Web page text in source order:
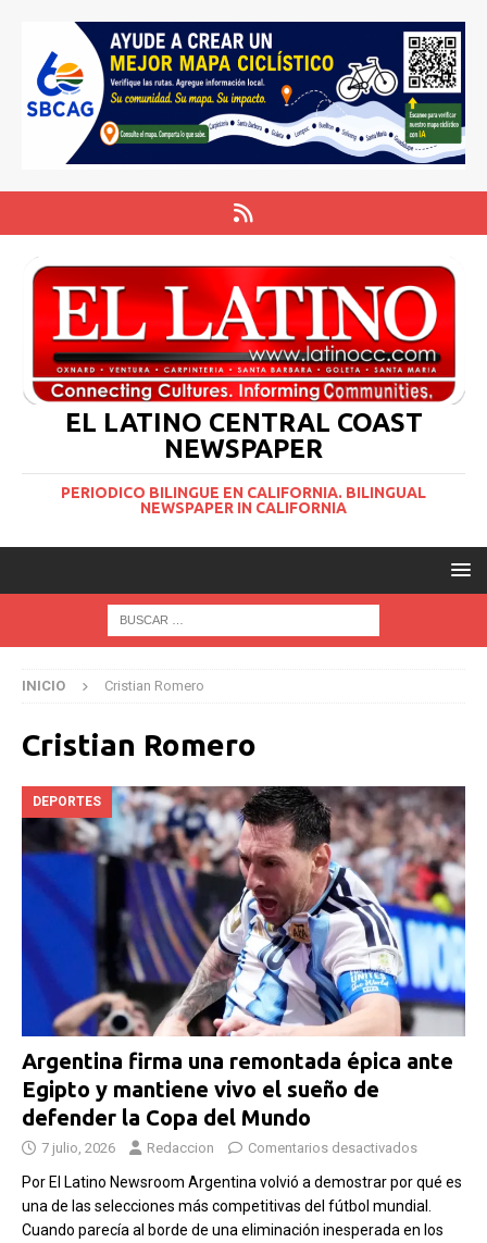
EL LATINO CENTRAL COAST
NEWSPAPER
PERIODICO BILINGUE EN CALIFORNIA. BILINGUAL
NEWSPAPER IN CALIFORNIA
INICIO Cristian Romero
Cristian Romero
DEPORTES
Argentina firma una remontada épica ante
Egipto y mantiene vivo el sueño de
defender la Copa del Mundo
7 julio, 2026 Redaccion Comentarios desactivados
Por El Latino Newsroom Argentina volvió a demostrar por qué es
una de las selecciones más competitivas del fútbol mundial.
Cuando parecía al borde de una eliminación inesperada en los